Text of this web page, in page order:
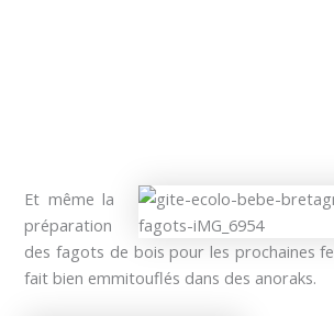
Et même la
préparation
des fagots de bois pour les prochaines
fait bien emmitouflés dans des anoraks.